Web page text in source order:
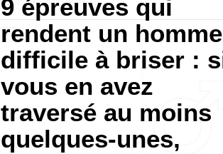
9 épreuves qui
rendent un homme
difficile à briser :
vous en avez
traversé au moins
quelques-unes,